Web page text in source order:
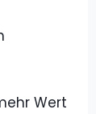
Wert